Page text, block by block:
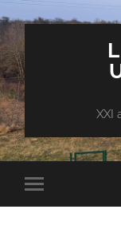
XXI
Toggle
mobile